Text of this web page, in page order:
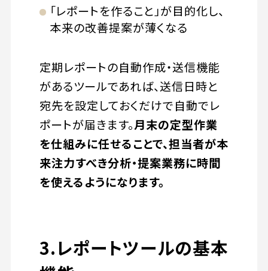
「レポートを作ること」が目的化し、
本来の改善提案が薄くなる
定期レポートの自動作成・送信機能
があるツールであれば、送信日時と
宛先を設定しておくだけで自動でレ
ポートが届きます。月末の定型作業
を仕組みに任せることで、担当者が本
来注力すべき分析・提案業務に時間
を使えるようになります。
3.レポートツールの基本